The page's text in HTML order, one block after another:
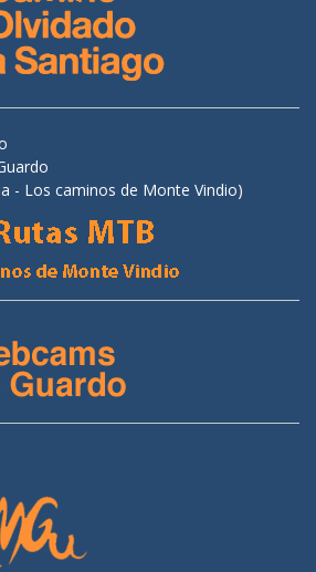
- Los caminos de Monte Vindio)